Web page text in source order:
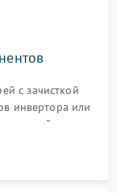
с зачисткой
инвертора или
дорожек и